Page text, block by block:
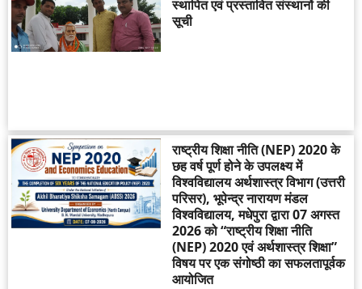
स्थापित एवं प्रस्तावित संस्थानों की
सूची
राष्ट्रीय शिक्षा नीति (NEP) 2020 के
छह वर्ष पूर्ण होने के उपलक्ष्य में
विश्वविद्यालय अर्थशास्त्र विभाग (उत्तरी
परिसर), भूपेन्द्र नारायण मंडल
विश्वविद्यालय, मधेपुरा द्वारा 07 अगस्त
2026 को “राष्ट्रीय शिक्षा नीति
(NEP) 2020 एवं अर्थशास्त्र शिक्षा”
विषय पर एक संगोष्ठी का सफलतापूर्वक
आयोजित